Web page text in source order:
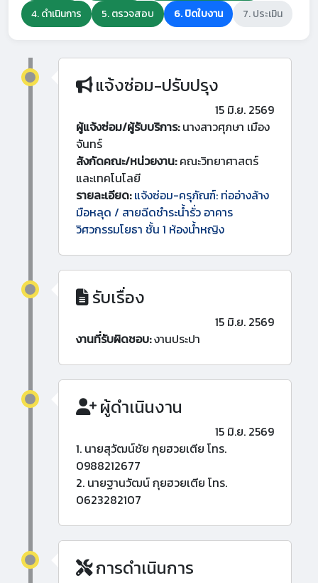
4. ดำเนินการ
5. ตรวจสอบ 6. ปิดใบงาน 7. ประเมิน
แจ้งซ่อม-ปรับปรุง
15 มิ.ย. 2569
ผู้แจ้งซ่อม/ผู้รับบริการ:นางสาวศุภษา เมือง
จันทร์
สังกัดคณะ/หน่วยงาน:คณะวิทยาศาสตร์
และเทคโนโลยี
รายละเอียด: แจ้งซ่อม-ครุภัณฑ์: ท่ออ่างล้าง
มือหลุด / สายฉีดชำระน้ำรั่ว อาคาร
วิศวกรรมโยธา ชั้น 1 ห้องน้ำหญิง
รับเรื่อง
15 มิ.ย. 2569
งานที่รับผิดชอบ:งานประปา
ผู้ดำเนินงาน
15 มิ.ย. 2569
1. นายสุวัฒน์ชัย กุยฮวยเตีย โทร.
0988212677
2. นายฐานวัฒน์ กุยฮวยเตีย โทร.
0623282107
การดำเนินการ